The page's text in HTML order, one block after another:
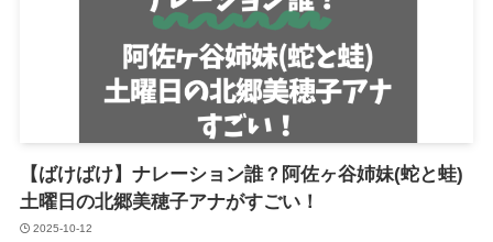
【ばけばけ】ナレーション誰？阿佐ヶ谷姉妹(蛇と蛙)
土曜日の北郷美穂子アナがすごい！
2025-10-12